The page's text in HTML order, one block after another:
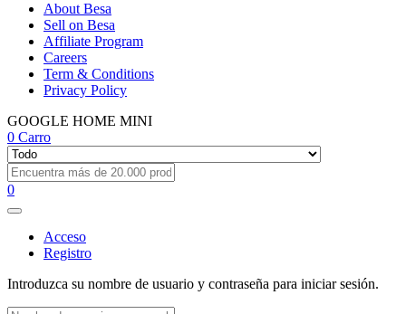
About Besa
Sell on Besa
Affiliate Program
Careers
Term & Conditions
Privacy Policy
GOOGLE HOME MINI
0 Carro
0
Acceso
Registro
Introduzca su nombre de usuario y contraseña para iniciar sesión.